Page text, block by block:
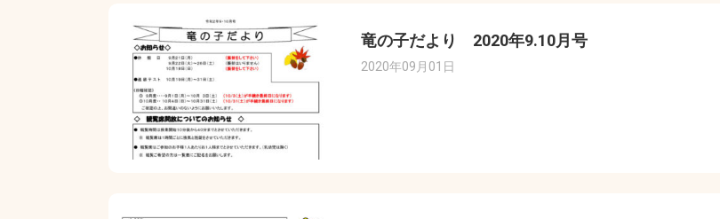
竜の子だより 2020年9.10月号
2020年09月01日